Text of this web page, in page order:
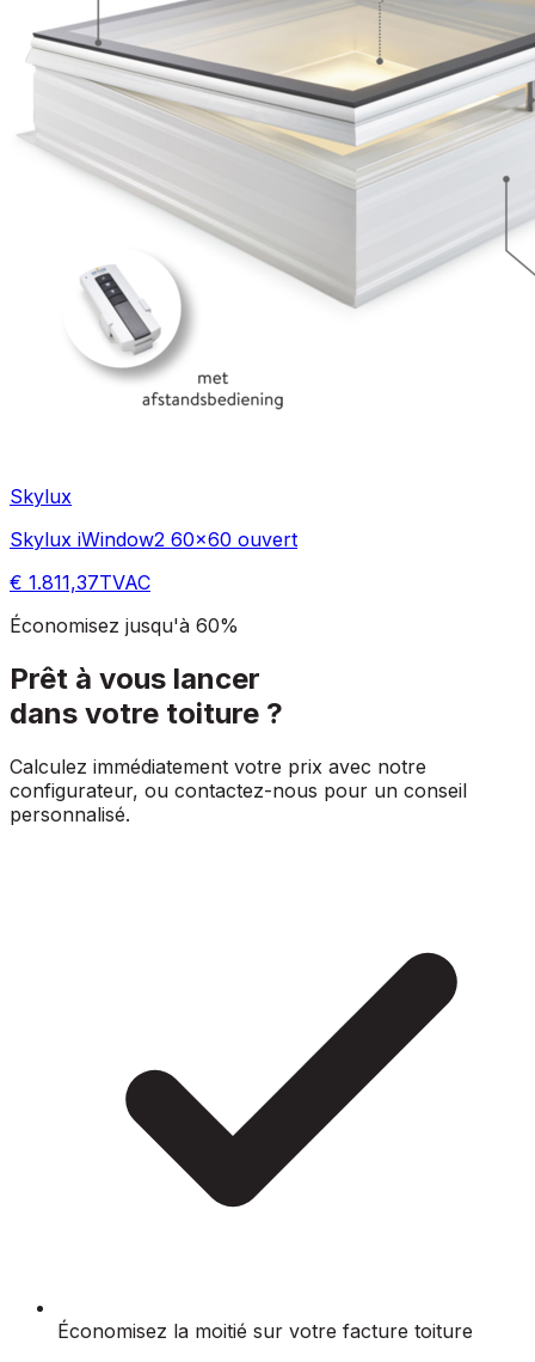
Skylux
Skylux iWindow2 60x60 ouvert
€ 1.811,37TVAC
Économisez jusqu'à 60%
Prêt à vous lancer
dans votre toiture ?
Calculez immédiatement votre prix avec notre
configurateur, ou contactez-nous pour un conseil
personnalisé.
Économisez la moitié sur votre facture toiture